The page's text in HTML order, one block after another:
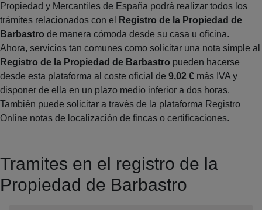
Propiedad y Mercantiles de España podrá realizar todos los
trámites relacionados con el
Registro de la Propiedad de
Barbastro de manera cómoda desde su casa u oficina.
Ahora, servicios tan comunes como solicitar una nota simple al
Registro de la Propiedad de Barbastro pueden hacerse
desde esta plataforma al coste oficial de 9,02 € más IVA y
disponer de ella en un plazo medio inferior a dos horas.
También puede solicitar a través de la plataforma Registro
Online notas de localización de fincas o certificaciones.
Tramites en el registro de la
Propiedad de Barbastro